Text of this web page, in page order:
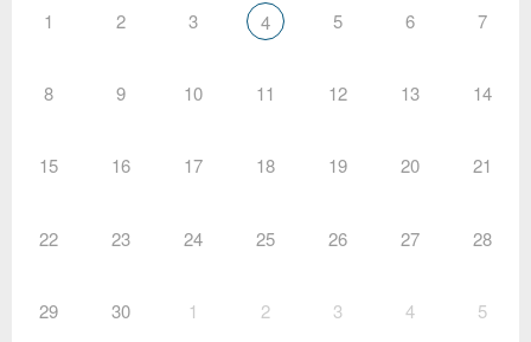
1 2 3 4 5 6 7
8 9 10 11 12 13 14
15 16 17 18 19 20 21
22 23 24 25 26 27 28
29 30 1 2 3 4 5